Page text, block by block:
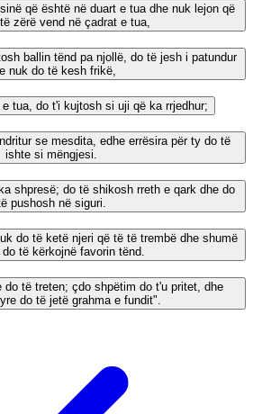
që është në duart e tua dhe nuk lejon që
zërë vend në çadrat e tua,
ballin tënd pa njollë, do të jesh i patundur
nuk do të kesh frikë,
tua, do t'i kujtosh si uji që ka rrjedhur;
se mesdita, edhe errësira për ty do të
ishte si mëngjesi.
shpresë; do të shikosh rreth e qark dhe do
pushosh në siguri.
do të ketë njeri që të të trembë dhe shumë
të kërkojnë favorin tënd.
do të treten; çdo shpëtim do t'u pritet, dhe
do të jetë grahma e fundit".